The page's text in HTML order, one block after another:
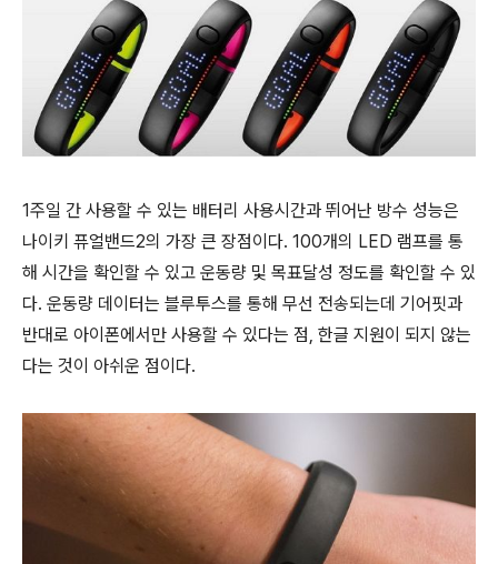
1주일 간 사용할 수 있는 배터리 사용시간과 뛰어난 방수 성능은
나이키 퓨얼밴드2의 가장 큰 장점이다. 100개의 LED 램프를 통
해 시간을 확인할 수 있고 운동량 및 목표달성 정도를 확인할 수 있
다. 운동량 데이터는 블루투스를 통해 무선 전송되는데 기어핏과
반대로 아이폰에서만 사용할 수 있다는 점, 한글 지원이 되지 않는
다는 것이 아쉬운 점이다.